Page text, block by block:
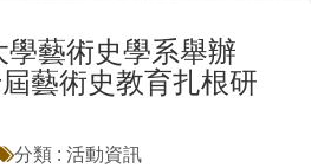
藝術史學系舉辦
藝術史教育扎根研
分類 : 活動資訊